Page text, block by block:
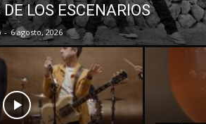
LOS ESCENARIOS
- 6 agosto, 2026